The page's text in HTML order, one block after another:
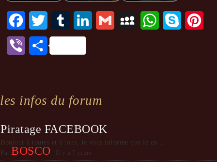
FacebookTwitter Tumblr LinkedInGmail MySpaceWhatsAppSkype
Viber Partager
les infos du forum
Piratage FACEBOOK
Bonjour à toutes et à tous, Je vous informe que le co...
Par BOSCO Il y a 7 jours